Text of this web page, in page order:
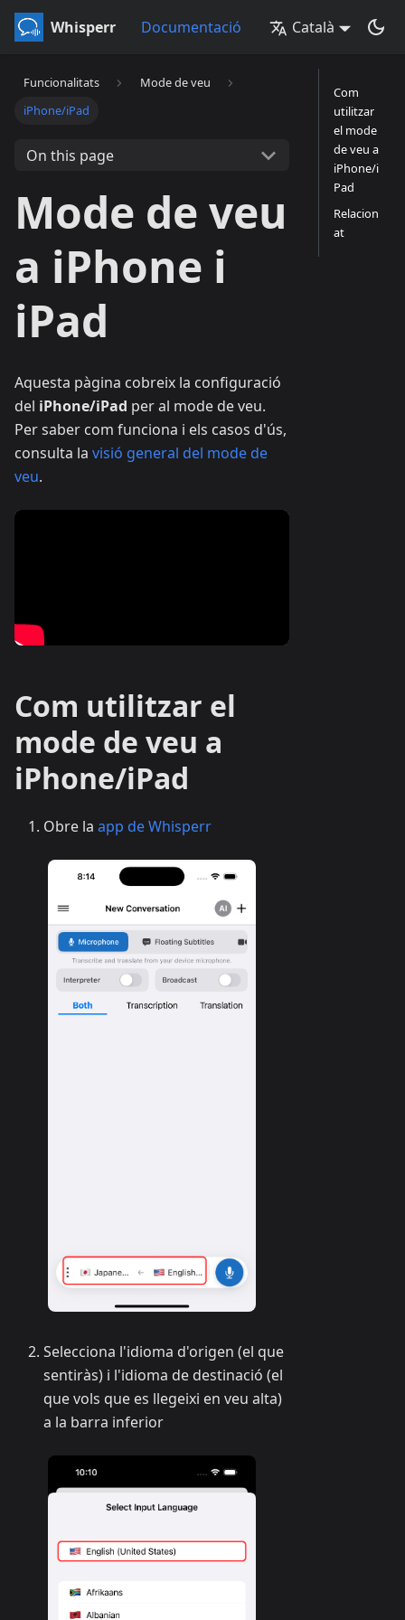
Whisperr Documentació Català
Funcionalitats
Mode de veu
iPhone/iPad
On this page
Mode de veu
a iPhone i
iPad
Aquesta pàgina cobreix la configuració
del iPhone/iPad per al mode de veu.
Per saber com funciona i els casos d'ús,
consulta la visió general del mode de
veu.
Com utilitzar el
mode de veu a
iPhone/iPad
Obre la app de Whisperr
Selecciona l'idioma d'origen (el que
sentiràs) i l'idioma de destinació (el
que vols que es llegeixi en veu alta)
a la barra inferior
Com
utilitzar
el mode
de veu a
iPhone/i
Pad
Relacion
at